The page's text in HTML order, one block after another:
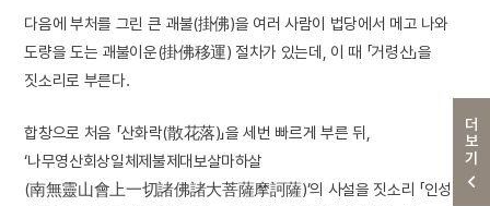
더보기
다음에 부처를 그린 큰 괘불(掛佛)을 여러 사람이 법당에서 메고 나와
도량을 도는 괘불이운(掛佛移運) 절차가 있는데, 이 때 「거령산」을
짓소리로 부른다.
합창으로 처음 「산화락(散花落)」을 세번 빠르게 부른 뒤,
‘나무영산회상일체제불제대보살마하살
(南無靈山會上一切諸佛諸大菩薩摩訶薩)’의 사설을 짓소리 「인성